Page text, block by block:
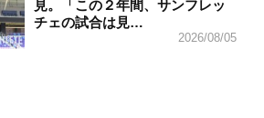
見。「この２年間、サンフレッ
チェの試合は見…
2026/08/05